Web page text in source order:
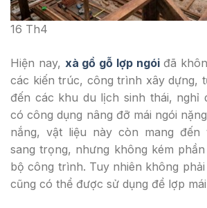
16 Th4
Hiện nay, xà gồ gỗ lợp ngóiđã
các kiến trúc, công trình xây dựng,
đến các khu du lịch sinh thái, nghỉ
có công dụng nâng đỡ mái ngói
nắng, vật liệu này còn mang đến
sang trọng, nhưng không kém
bộ công trình. Tuy nhiên không
cũng có thể được sử dụng để lợp